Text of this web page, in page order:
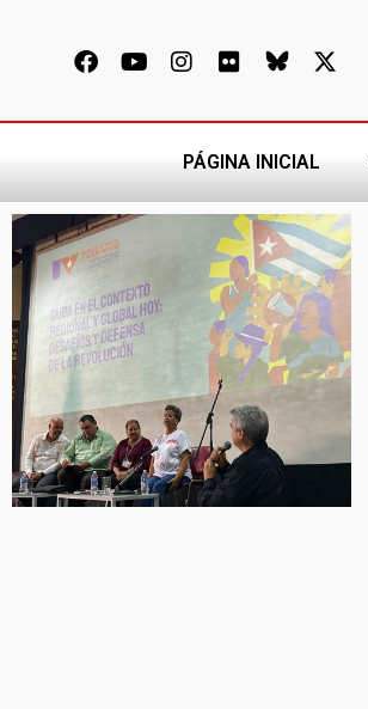
PÁGINA INICIAL